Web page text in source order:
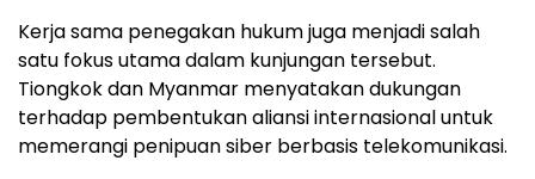
Kerja sama penegakan hukum juga menjadi salah
satu fokus utama dalam kunjungan tersebut.
Tiongkok dan Myanmar menyatakan dukungan
terhadap pembentukan aliansi internasional untuk
memerangi penipuan siber berbasis telekomunikasi.